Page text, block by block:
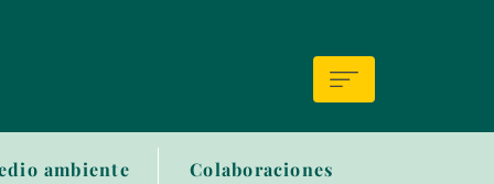
ambiente Colaboraciones